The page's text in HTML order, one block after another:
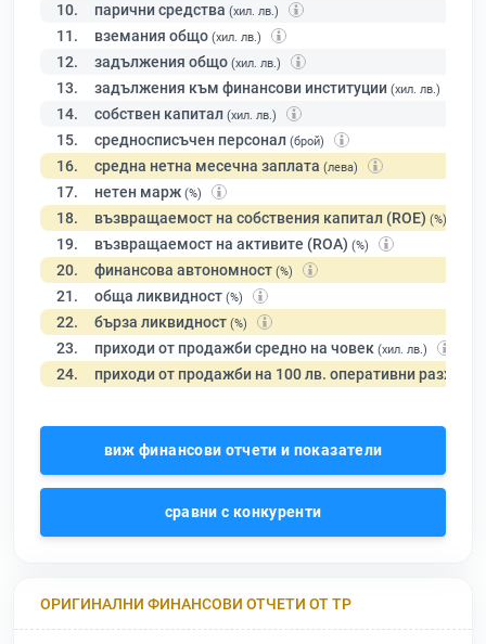
10. парични средства (хил. лв.)
11. вземания общо (хил. лв.)
12. задължения общо (хил. лв.)
13. задължения към финансови институции (хил. лв.)
14. собствен капитал (хил. лв.)
15. средносписъчен персонал (брой)
16. средна нетна месечна заплата (лева)
17. нетен марж (%)
18. възвращаемост на собствения капитал (ROE) (%)
19. възвращаемост на активите (ROA) (%)
20. финансова автономност (%)
21. обща ликвидност (%)
22. бърза ликвидност (%)
23. приходи от продажби средно на човек (хил. лв.)
24. приходи от продажби на 100 лв. оперативни разходи
виж финансови отчети и показатели
сравни с конкуренти
ОРИГИНАЛНИ ФИНАНСОВИ ОТЧЕТИ ОТ ТР